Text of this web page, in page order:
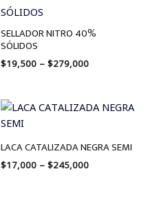
SELLADOR NITRO 40%
SÓLIDOS
$19,500 – $279,000
through
$279,000
LACA CATALIZADA NEGRA SEMI
$17,000 – $245,000
Price
$245,000